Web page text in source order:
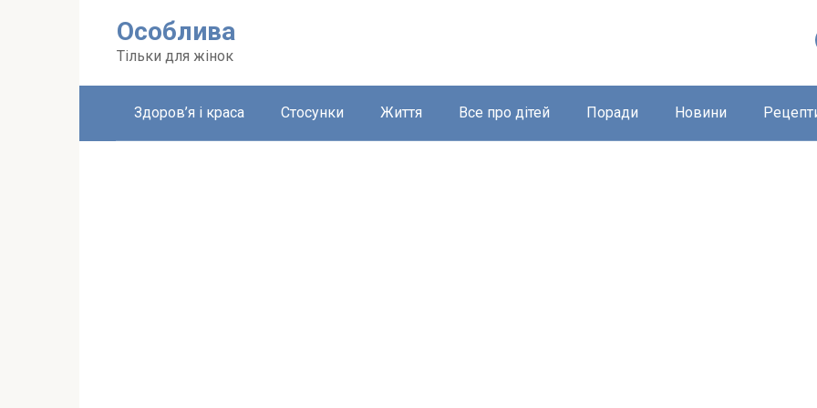
Особлива
Тільки для жінок
Здоров’я і краса Стосунки Життя Все про дітей Поради Новини